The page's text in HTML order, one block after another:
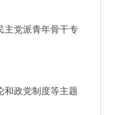
主党派青年骨干专
政党制度等主题